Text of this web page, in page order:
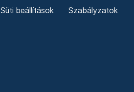
Süti beállítások Szabályzatok